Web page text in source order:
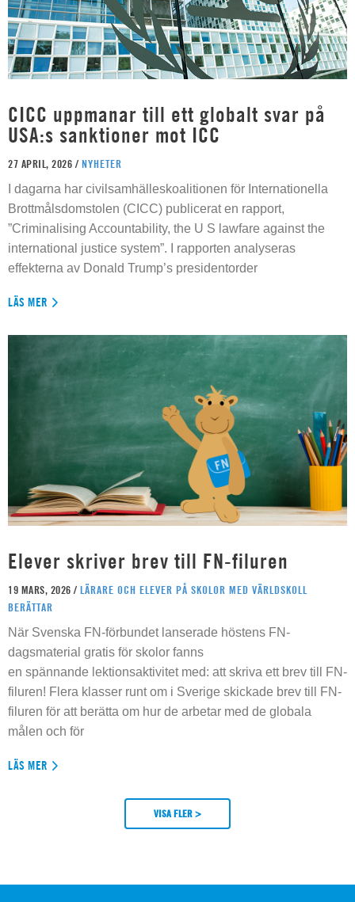
CICC uppmanar till ett globalt svar på
USA:s sanktioner mot ICC
27 APRIL, 2026 / NYHETER
I dagarna har civilsamhälleskoalitionen för Internationella
Brottmålsdomstolen (CICC) publicerat en rapport,
”Criminalising Accountability, the U S lawfare against the
international justice system”. I rapporten analyseras
effekterna av Donald Trump’s presidentorder
LÄS MER
Elever skriver brev till FN-filuren
19 MARS, 2026 / LÄRARE OCH ELEVER PÅ SKOLOR MED VÄRLDSKOLL
BERÄTTAR
När Svenska FN-förbundet lanserade höstens FN-
dagsmaterial gratis för skolor fanns
en spännande lektionsaktivitet med: att skriva ett brev till FN-
filuren! Flera klasser runt om i Sverige skickade brev till FN-
filuren för att berätta om hur de arbetar med de globala
målen och för
LÄS MER
VISA FLER >